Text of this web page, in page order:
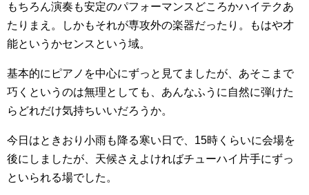
もちろん演奏も安定のパフォーマンスどころかハイテクあ
たりまえ。しかもそれが専攻外の楽器だったり。もはや才
能というかセンスという域。
基本的にピアノを中心にずっと見てましたが、あそこまで
巧くというのは無理としても、あんなふうに自然に弾けた
らどれだけ気持ちいいだろうか。
今日はときおり小雨も降る寒い日で、15時くらいに会場を
後にしましたが、天候さえよければチューハイ片手にずっ
といられる場でした。